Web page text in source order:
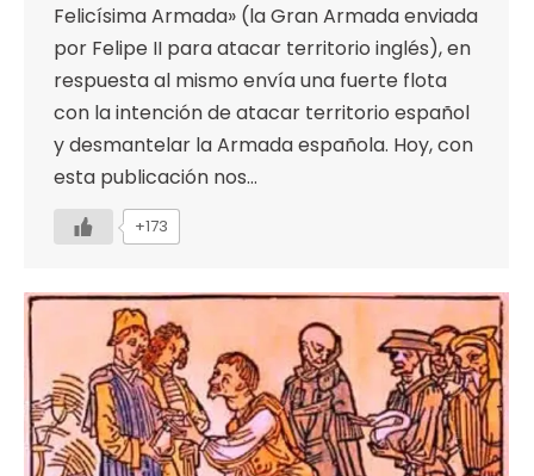
Felicísima Armada» (la Gran Armada enviada
por Felipe II para atacar territorio inglés), en
respuesta al mismo envía una fuerte flota
con la intención de atacar territorio español
y desmantelar la Armada española. Hoy, con
esta publicación nos…
+173